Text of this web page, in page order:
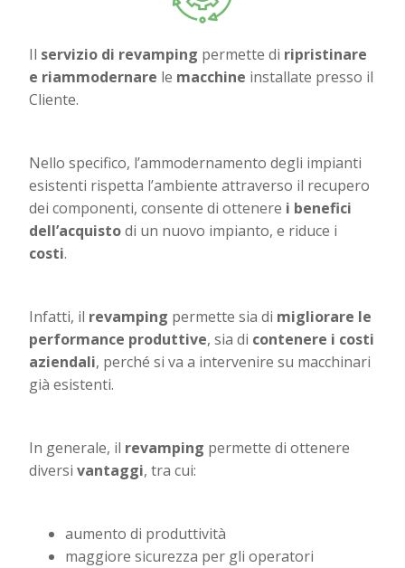
Il servizio di revamping permette di ripristinare
e riammodernare le macchine installate presso il
Cliente.
Nello specifico, l’ammodernamento degli impianti
esistenti rispetta l’ambiente attraverso il recupero
dei componenti, consente di ottenere i benefici
dell’acquistodi un nuovo impianto, e riduce i
costi.
Infatti, il revamping permette sia di migliorare le
performance produttive, sia di contenere i costi
aziendali, perché si va a intervenire su macchinari
già esistenti.
In generale, il revamping permette di ottenere
diversivantaggi, tra cui:
aumento di produttività
maggiore sicurezza per gli operatori